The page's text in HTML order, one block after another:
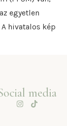
egyetlen
hivatalos kép
media